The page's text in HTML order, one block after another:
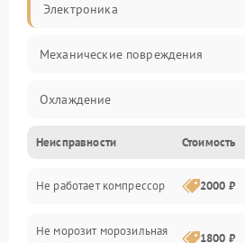
Электроника
Механические повреждения
Охлаждение
Механика
Электропитание
Дренаж
Неисправности Стоимость
Не работает компрессор 2000 ₽
Не морозит морозильная
1800 ₽